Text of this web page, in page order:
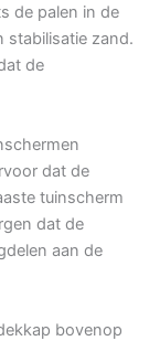
de palen in de
stabilisatie zand.
de
dat de
tuinscherm
dat de
aan de
bovenop